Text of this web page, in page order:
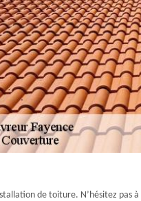
de toiture. N’hésitez